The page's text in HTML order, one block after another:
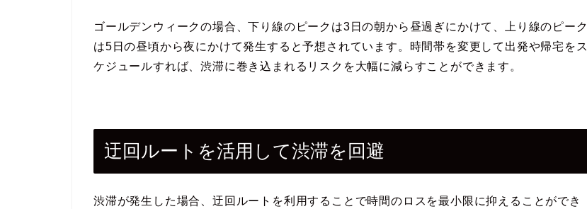
ゴールデンウィークの場合、下り線のピークは3日の朝から昼過ぎにかけて、上り線のピーク
は5日の昼頃から夜にかけて発生すると予想されています。時間帯を変更して出発や帰宅をス
ケジュールすれば、渋滞に巻き込まれるリスクを大幅に減らすことができます。
迂回ルートを活用して渋滞を回避
渋滞が発生した場合、迂回ルートを利用することで時間のロスを最小限に抑えることができ